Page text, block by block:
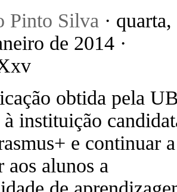
Pinto Silva · quarta,
de 2014 ·
obtida pela
instituição
e continuar a
aos alunos a